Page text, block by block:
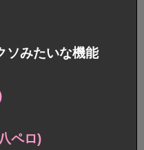
ソみたいな機能
ペロ)